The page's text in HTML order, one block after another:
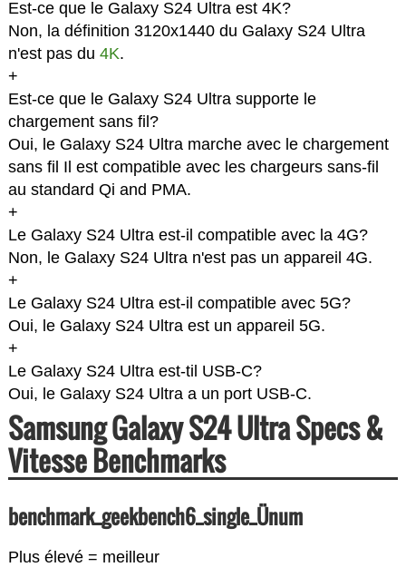
Est-ce que le Galaxy S24 Ultra est 4K?
Non, la définition 3120x1440 du Galaxy S24 Ultra
n'est pas du 4K.
+
Est-ce que le Galaxy S24 Ultra supporte le
chargement sans fil?
Oui, le Galaxy S24 Ultra marche avec le chargement
sans fil Il est compatible avec les chargeurs sans-fil
au standard Qi and PMA.
+
Le Galaxy S24 Ultra est-il compatible avec la 4G?
Non, le Galaxy S24 Ultra n'est pas un appareil 4G.
+
Le Galaxy S24 Ultra est-il compatible avec 5G?
Oui, le Galaxy S24 Ultra est un appareil 5G.
+
Le Galaxy S24 Ultra est-til USB-C?
Oui, le Galaxy S24 Ultra a un port USB-C.
Samsung Galaxy S24 Ultra Specs &
Vitesse Benchmarks
benchmark_geekbench6_single_Ünum
Plus élevé = meilleur